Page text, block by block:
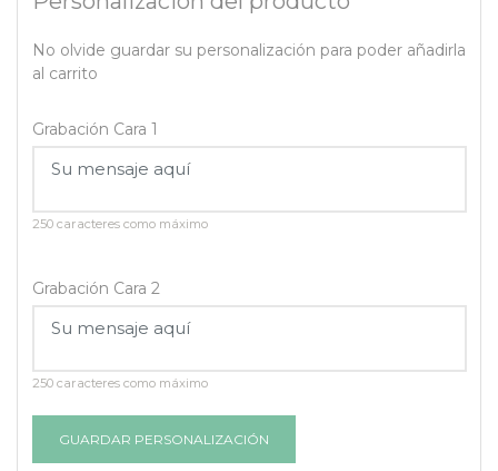
No olvide guardar su personalización para poder añadirla
al carrito
Grabación Cara 1
250 caracteres como máximo
Grabación Cara 2
250 caracteres como máximo
GUARDAR PERSONALIZACIÓN